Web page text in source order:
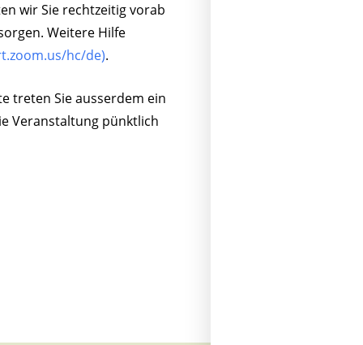
wir Sie rechtzeitig vorab
Weitere Hilfe
hc/de).
treten Sie ausserdem ein
Veranstaltung pünktlich